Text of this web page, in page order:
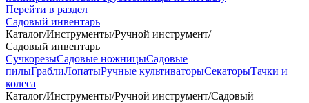
Перейти в раздел
Садовый инвентарь
Каталог/Инструменты/Ручной инструмент/
Садовый инвентарь
СучкорезыСадовые ножницыСадовые
пилыГраблиЛопатыРучные культиваторыСекаторыТачки и
колеса
Каталог/Инструменты/Ручной инструмент/Садовый